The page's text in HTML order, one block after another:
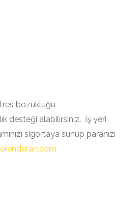
bozukluğu
desteği alabilirsiniz. İş yeri
sigortaya sunup paranızı